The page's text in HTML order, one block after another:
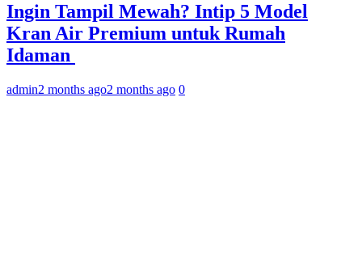
Ingin Tampil Mewah? Intip 5 Model
Kran Air Premium untuk Rumah
Idaman
admin2 months ago2 months ago 0